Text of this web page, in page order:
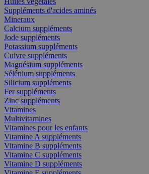
Suppléments d'acides aminés
Mineraux
Calcium suppléments
Jode suppléments
Potassium suppléments
Cuivre suppléments
Magnésium suppléments
Sélénium suppléments
Silicium suppléments
Fer suppléments
Zinc suppléments
Vitamines
Multivitamines
Vitamines pour les enfants
Vitamine A suppléments
Vitamine B suppléments
Vitamine C suppléments
Vitamine D suppléments